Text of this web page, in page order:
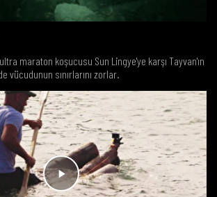
maraton koşucusu Sun Lingye'ye karşı Tayvan'ın
vücudunun sınırlarını zorlar.